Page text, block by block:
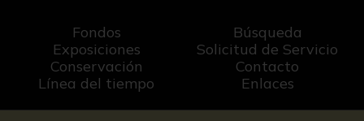
Fondos
Exposiciones
Conservación
Línea del tiempo
Búsqueda
Solicitud de Servicio
Contacto
Enlaces